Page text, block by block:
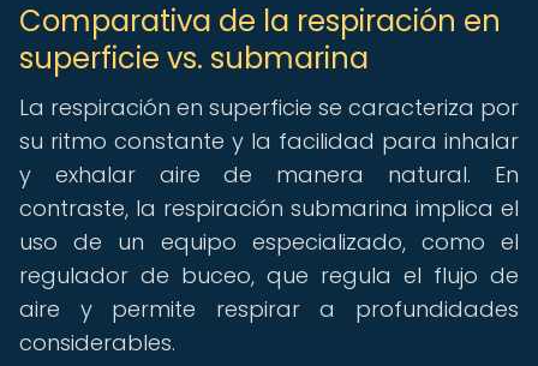
Comparativa de la respiración en
superficie vs. submarina
La respiración en superficie se caracteriza por
su ritmo constante y la facilidad para inhalar
y exhalar aire de manera natural. En
contraste, la respiración submarina implica el
uso de un equipo especializado, como el
regulador de buceo, que regula el flujo de
aire y permite respirar a profundidades
considerables.